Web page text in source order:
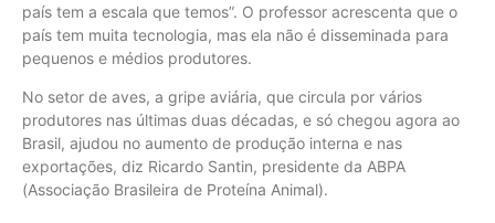
país tem a escala que temos”. O professor acrescenta que o
país tem muita tecnologia, mas ela não é disseminada para
pequenos e médios produtores.
No setor de aves, a gripe aviária, que circula por vários
produtores nas últimas duas décadas, e só chegou agora ao
Brasil, ajudou no aumento de produção interna e nas
exportações, diz Ricardo Santin, presidente da ABPA
(Associação Brasileira de Proteína Animal).